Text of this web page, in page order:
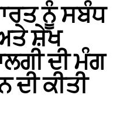
ਨੂੰ ਸਬੰਧ
ਸ਼ੇਖ
ਦੀ ਮੰਗ
ਦੀ ਕੀਤੀ